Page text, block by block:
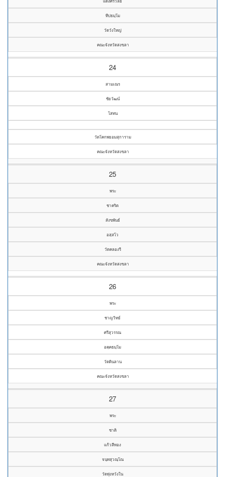
ทีปธมฺโม
วัดวังใหญ่
คณะจังหวัดสงขลา
24
สามเณร
ชัยวัฒน์
โสทน
วัดโคกพยอมสุการาม
คณะจังหวัดสงขลา
25
พระ
ชาคริต
สังขพันธ์
อสฺสโว
วัดคลองรี
คณะจังหวัดสงขลา
26
พระ
ชาญวิทย์
ศรีสุวรรณ
อคฺคธมฺโม
วัดดินลาน
คณะจังหวัดสงขลา
27
พระ
ชาติ
แก้วสีทอง
จนฺทสุวณฺโณ
วัดทุ่งหวังใน